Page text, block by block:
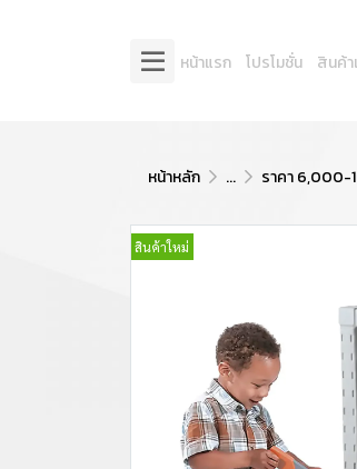
หน้าแรก โปรโมชั่น สินค้า
หน้าหลัก ... ราคา 6,000-
สินค้าใหม่